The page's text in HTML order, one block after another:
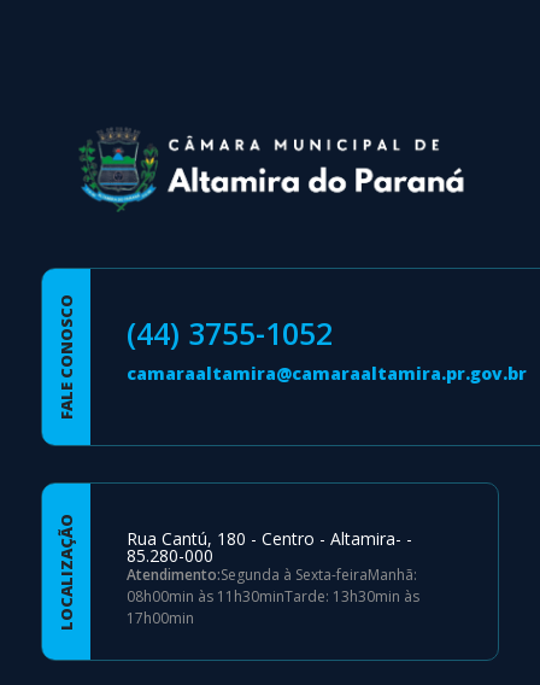
FALE CONOSCO (44) 3755-1052
camaraaltamira@camaraaltamira.pr.gov.br
LOCALIZAÇÃO Rua Cantú, 180 - Centro - Altamira- -
85.280-000
Atendimento:Segunda à Sexta-feiraManhã:
08h00min às 11h30minTarde: 13h30min às
17h00min